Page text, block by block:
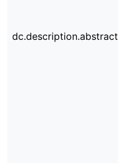
dc.description.abstract